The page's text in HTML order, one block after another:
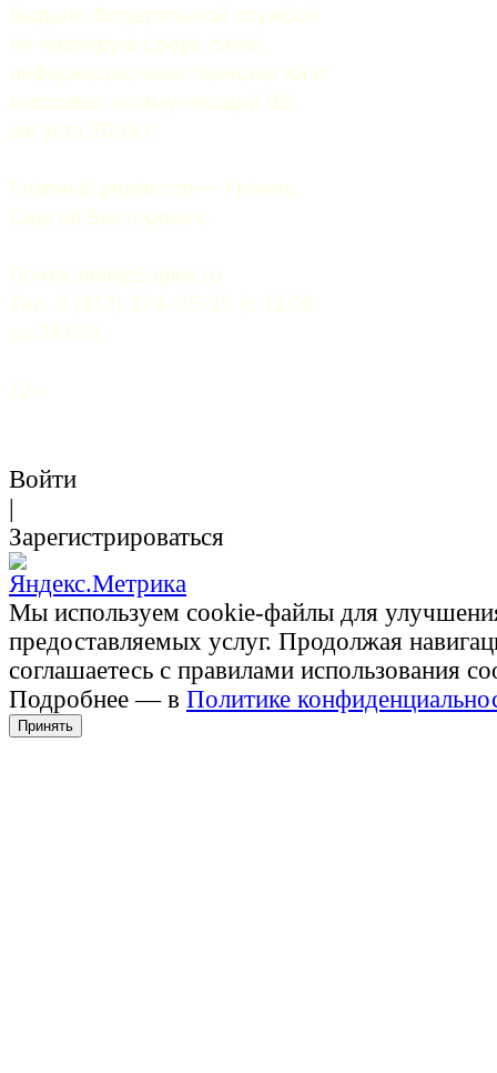
Выдано Федеральной службой
по надзору в сфере связи,
информационных технологий и
массовых коммуникаций 06
августа 2009 г.
Главный редактор — Грачев
Сергей Викторович.
Почта: mail@5uglov.ru
Тел. 8 (812) 274-35-25 (c 12.00
до 18.00)
12+
Войти
|
Зарегистрироваться
Мы используем cookie-файлы для
предоставляемых услуг. Продолжая
соглашаетесь с правилами использования
Подробнее — в Политике
Принять